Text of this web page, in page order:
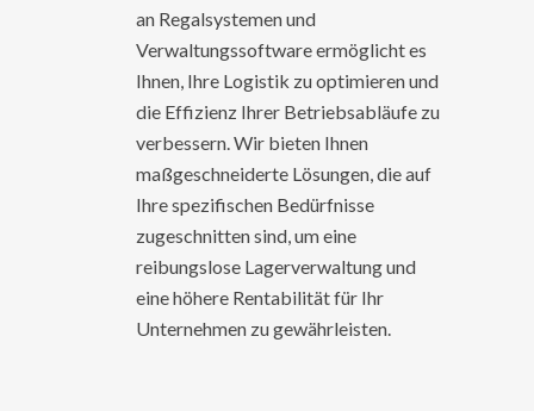
an Regalsystemen und
Verwaltungssoftware ermöglicht es
Ihnen, Ihre Logistik zu optimieren und
die Effizienz Ihrer Betriebsabläufe zu
verbessern. Wir bieten Ihnen
maßgeschneiderte Lösungen, die auf
Ihre spezifischen Bedürfnisse
zugeschnitten sind, um eine
reibungslose Lagerverwaltung und
eine höhere Rentabilität für Ihr
Unternehmen zu gewährleisten.